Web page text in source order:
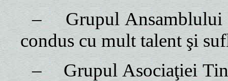
–
Grupul Ansamblului
condus cu mult talent şi
–
Grupul Asociaţiei